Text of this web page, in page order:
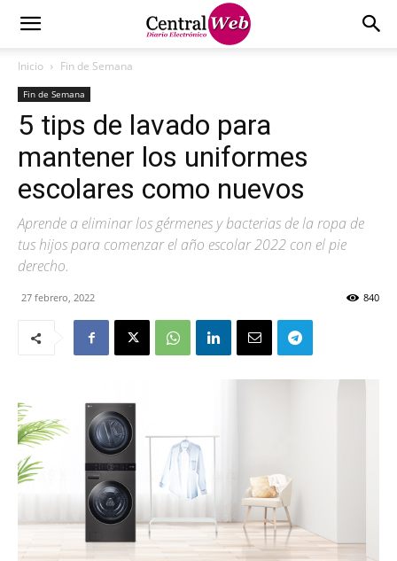
Inicio Fin de Semana
Fin de Semana
5 tips de lavado para
mantener los uniformes
escolares como nuevos
Aprende a eliminar los gérmenes y bacterias de la ropa de
tus hijos para comenzar el año escolar 2022 con el pie
derecho.
27 febrero, 2022 840